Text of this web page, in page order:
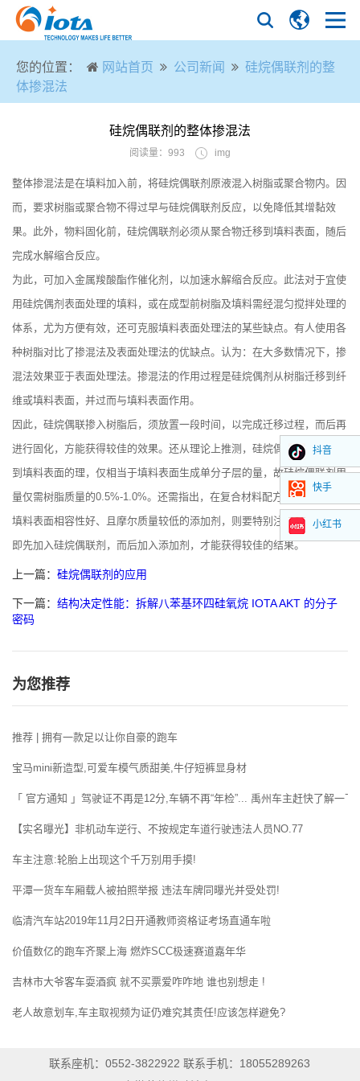
您的位置： 网站首页 公司新闻
硅烷偶联剂的整
体掺混法
硅烷偶联剂的整体掺混法
阅读量：993 img
整体掺混法是在填料加入前，将硅烷偶联剂原液混入树脂或聚合物内。因
而，要求树脂或聚合物不得过早与硅烷偶联剂反应，以免降低其增黏效
果。此外，物料固化前，硅烷偶联剂必须从聚合物迁移到填料表面，随后
完成水解缩合反应。
为此，可加入金属羧酸酯作催化剂，以加速水解缩合反应。此法对于宜使
用硅烷偶剂表面处理的填料，或在成型前树脂及填料需经混匀搅拌处理的
体系，尤为方便有效，还可克服填料表面处理法的某些缺点。有人使用各
种树脂对比了掺混法及表面处理法的优缺点。认为：在大多数情况下，掺
混法效果亚于表面处理法。掺混法的作用过程是硅烷偶剂从树脂迁移到纤
维或填料表面，并过而与填料表面作用。
因此，硅烷偶联掺入树脂后，须放置一段时间，以完成迁移过程，而后再
进行固化，方能获得较佳的效果。还从理论上推测，硅烷偶联剂分子迁移
到填料表面的理，仅相当于填料表面生成单分子层的量，故硅烷偶联剂用
量仅需树脂质量的0.5%-1.0%。还需指出，在复合材料配方中，当使用与
填料表面相容性好、且摩尔质量较低的添加剂，则要特别注意投料顺序，
即先加入硅烷偶联剂，而后加入添加剂，才能获得较佳的结果。
上一篇： 硅烷偶联剂的应用
下一篇： 结构决定性能：拆解八苯基环四硅氧烷 IOTA AKT 的分子
密码
为您推荐
推荐 | 拥有一款足以让你自豪的跑车
宝马mini新造型,可爱车模气质甜美,牛仔短裤显身材
「 官方通知 」驾驶证不再是12分,车辆不再“年检”... 禹州车主赶快了解一下!
【实名曝光】非机动车逆行、不按规定车道行驶违法人员NO.77
车主注意:轮胎上出现这个千万别用手摸!
平潭一货车车厢载人被拍照举报 违法车牌同曝光并受处罚!
临清汽车站2019年11月2日开通教师资格证考场直通车啦
价值数亿的跑车齐聚上海 燃炸SCC极速赛道嘉年华
吉林市大爷客车耍酒疯 就不买票爱咋咋地 谁也别想走 !
老人故意划车,车主取视频为证仍难究其责任!应该怎样避免?
联系座机：0552-3822922 联系手机：18055289263
抖音
快手
小红书